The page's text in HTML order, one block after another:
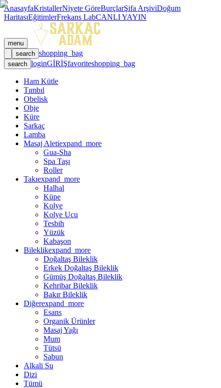
AnasayfaKristallerNiyete GöreBurçlarŞifa ArşiviDoğum
HaritasıEğitimlerFrekans LabCANLI YAYIN
menu
search shopping_bag
search loginGİRİŞfavoriteshopping_bag
Ham Kütle
Tımbıl
Obelisk
Obje
Küre
Sarkaç
Lamba
Masaj Aletiexpand_more
Gua-Sha
Spa Taşı
Roller
Takıexpand_more
Halhal
Küpe
Kolye
Kolye Ucu
Tesbih
Yüzük
Kabaşon
Bileklikexpand_more
Doğaltaş Bileklik
Erkek Doğaltaş Bileklik
Gümüş Doğaltaş Bileklik
Kehribar Bileklik
Bakır Bileklik
Diğerexpand_more
Esans
Organik Ürünler
Masaj Yağı
Mum
Tütsü
Sabun
Alkali Su
Dizi
Tümü